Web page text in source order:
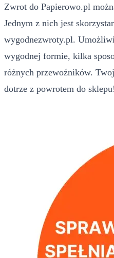
Zwrot do Papierowo.pl
Jednym z nich jest
wygodnezwroty.pl.
wygodnej formie, kilka
różnych przewoźników.
dotrze z powrotem do sklepu!